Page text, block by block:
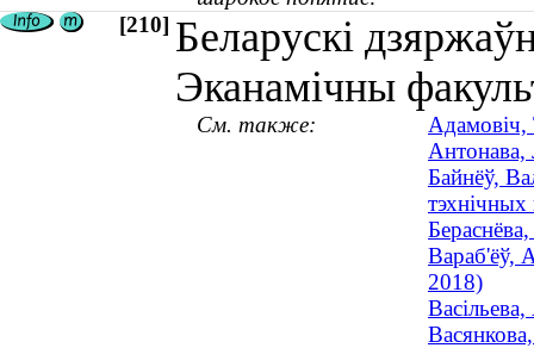
[210] Беларускі
Эканамічны
См. также:
Адамовiч,
Антонава,
Байнёў,
Вараб'ёў,
2018)